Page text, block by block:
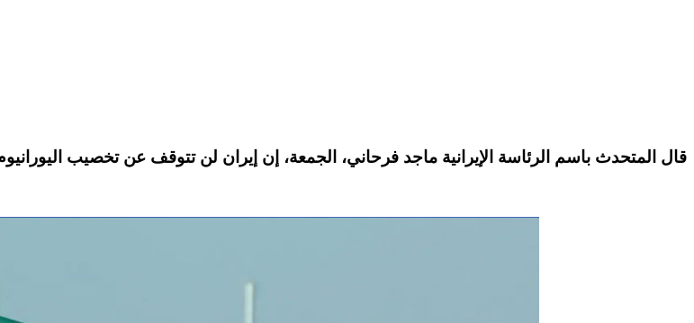
قال المتحدث باسم الرئاسة الإيرانية ماجد فرحاني، الجمعة، إن إيران لن تتوقف عن تخصيب